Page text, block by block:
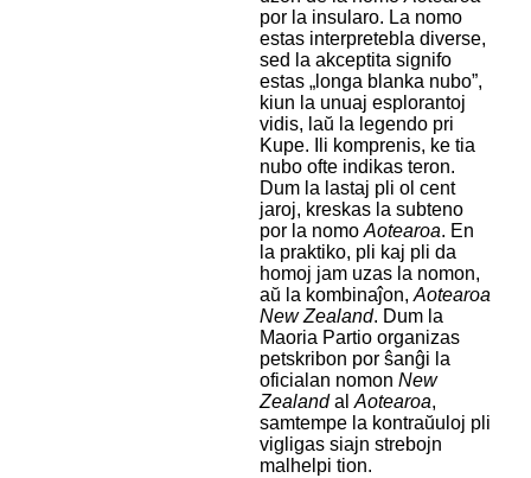
por la insularo. La nomo
estas interpretebla diverse,
sed la akceptita signifo
estas „longa blanka nubo”,
kiun la unuaj esplorantoj
vidis, laŭ la legendo pri
Kupe. Ili komprenis, ke tia
nubo ofte indikas teron.
Dum la lastaj pli ol cent
jaroj, kreskas la subteno
por la nomo Aotearoa. En
la praktiko, pli kaj pli da
homoj jam uzas la nomon,
aŭ la kombinaĵon, Aotearoa
New Zealand. Dum la
Maoria Partio organizas
petskribon por ŝanĝi la
oficialan nomon New
Zealandal Aotearoa,
samtempe la kontraŭuloj pli
vigligas siajn strebojn
malhelpi tion.